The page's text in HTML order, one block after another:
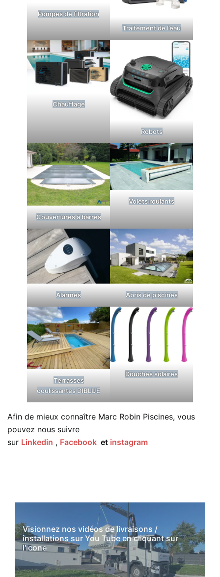
Pompes de filtration
Traitement de l’eau
Chauffage
Robots
Couvertures à barres
Volets roulants
Alarmes Abris de piscines
Terrasses
coulissantes DIBLUE
Douches solaires
Afin de mieux connaître Marc Robin Piscines, vous
pouvez nous suivre
sur Linkedin , Facebook et instagram
Visionnez nos vidéos de livraisons /
installations sur You Tube en cliquant sur
l'icone
YouTube